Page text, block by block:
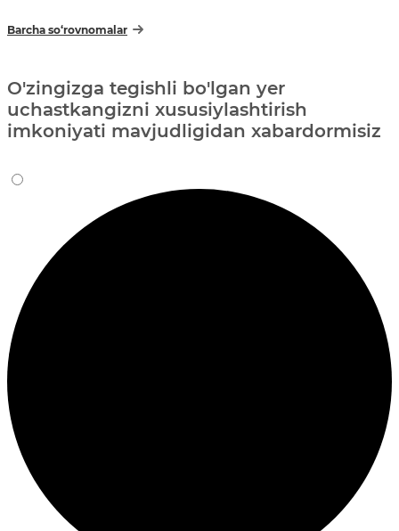
Barcha so‘rovnomalar
O'zingizga tegishli bo'lgan yer
uchastkangizni xususiylashtirish
imkoniyati mavjudligidan xabardormisiz